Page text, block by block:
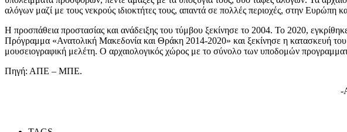
αλόγων μαζί με τους νεκρούς ιδιοκτήτες τους, απαντά σε πολλές περιοχές, στην Ευρώπη
Η προσπάθεια προστασίας και ανάδειξης του τύμβου ξεκίνησε το 2004. Το 2020,
Πρόγραμμα «Ανατολική Μακεδονία και Θράκη 2014-2020» και ξεκίνησε η κατασκευή
μουσειογραφική μελέτη. Ο αρχαιολογικός χώρος με το σύνολο των υποδομών
Πηγή: ΑΠΕ – ΜΠΕ.
-